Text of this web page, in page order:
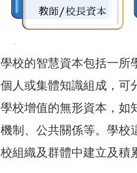
學校的智慧資本包括一所
個人或集體知識組成，可
學校增值的無形資本，如
機制、公共關係等。學校
校組織及群體中建立及積